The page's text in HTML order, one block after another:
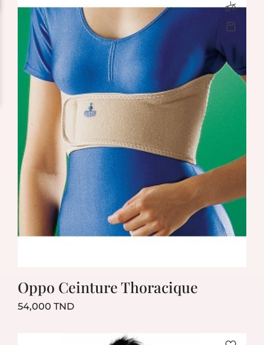
Oppo Ceinture Thoracique
54,000 TNDPrix